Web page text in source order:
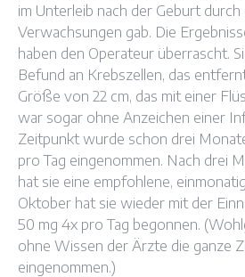
im Unterleib nach der Geburt
Verwachsungen gab. Die
haben den Operateur überrascht.
Befund an Krebszellen, das
Größe von 22 cm, das mit einer
war sogar ohne Anzeichen einer
Zeitpunkt wurde schon drei
pro Tag eingenommen. Nach drei
hat sie eine empfohlene,
Oktober hat sie wieder mit der
50 mg 4x pro Tag begonnen.
ohne Wissen der Ärzte die ganze
eingenommen.)